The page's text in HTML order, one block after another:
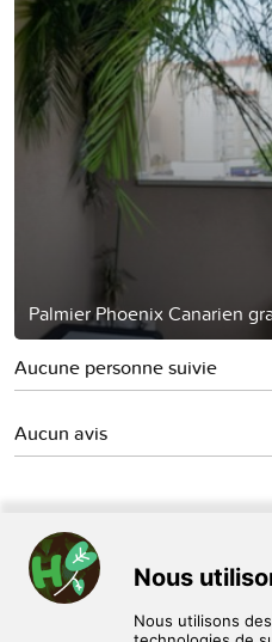
Palmier Phoenix Canarien
Aucune personne suivie
Aucun avis